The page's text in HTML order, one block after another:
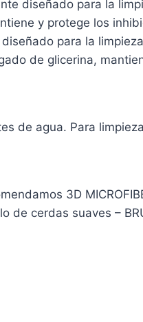
diseñado para la
y protege los
para la
de glicerina,
de agua. Para
3D
cerdas suaves –